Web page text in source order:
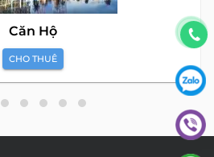
Căn Hộ
CHO THUÊ